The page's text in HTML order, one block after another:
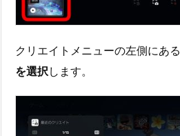
クリエイトメニューの左側にある
を選択 します。